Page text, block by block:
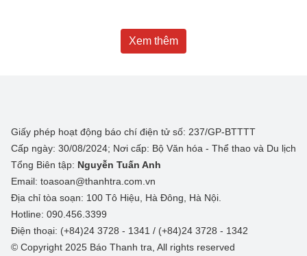
Xem thêm
Giấy phép hoạt động báo chí điện tử số: 237/GP-BTTTT
Cấp ngày: 30/08/2024; Nơi cấp: Bộ Văn hóa - Thể thao và Du lịch
Tổng Biên tập: Nguyễn Tuấn Anh
Email: toasoan@thanhtra.com.vn
Địa chỉ tòa soạn: 100 Tô Hiệu, Hà Đông, Hà Nội.
Hotline: 090.456.3399
Điện thoại: (+84)24 3728 - 1341 / (+84)24 3728 - 1342
© Copyright 2025 Báo Thanh tra, All rights reserved